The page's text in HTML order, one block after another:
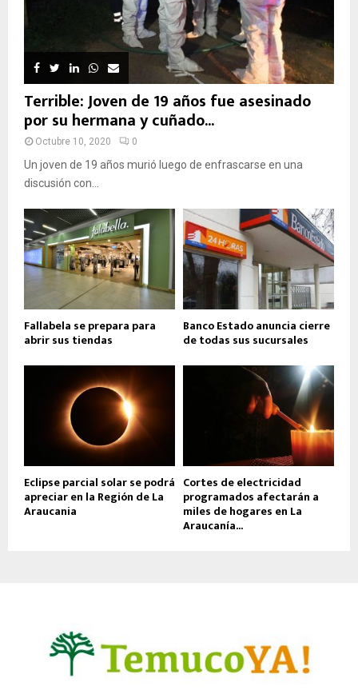
Terrible: Joven de 19 años fue asesinado
por su hermana y cuñado...
Octubre 10, 2020 0
Un joven de 19 años murió luego de enfrascarse en una
discusión con...
Fallabela se prepara para
abrir sus tiendas
Banco Estado anuncia cierre
de todas sus sucursales
Eclipse parcial solar se podrá
apreciar en la Región de La
Araucania
Cortes de electricidad
programados afectarán a
miles de hogares en La
Araucanía...